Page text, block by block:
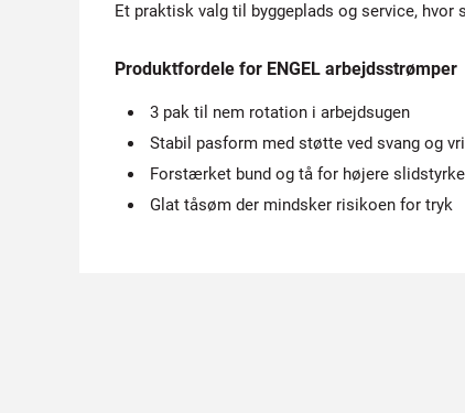
Et praktisk valg til byggeplads og service,
Produktfordele for ENGEL arbejdsstrømper
3 pak til nem rotation i arbejdsugen
Stabil pasform med støtte ved svang og
Forstærket bund og tå for højere slidstyrke
Glat tåsøm der mindsker risikoen for tryk